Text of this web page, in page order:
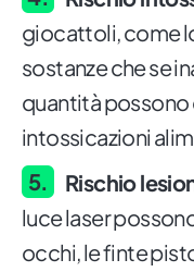
giocattoli, come
sostanze che se
quantità possono
intossicazioni
Rischio
luce laser
occhi, le finte